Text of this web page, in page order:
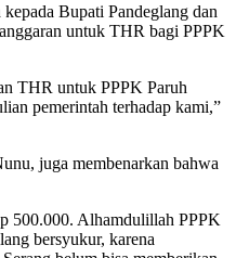
Bupati Pandeglang dan
untuk THR bagi PPPK
THR untuk PPPK Paruh
pemerintah terhadap kami,”
juga membenarkan bahwa
500.000. Alhamdulillah PPPK
bersyukur, karena